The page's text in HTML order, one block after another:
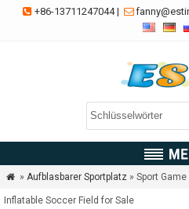
 +86-13711247044| 
 » Aufblasbarer Sportplatz » Sport
Inflatable Soccer Field for Sale